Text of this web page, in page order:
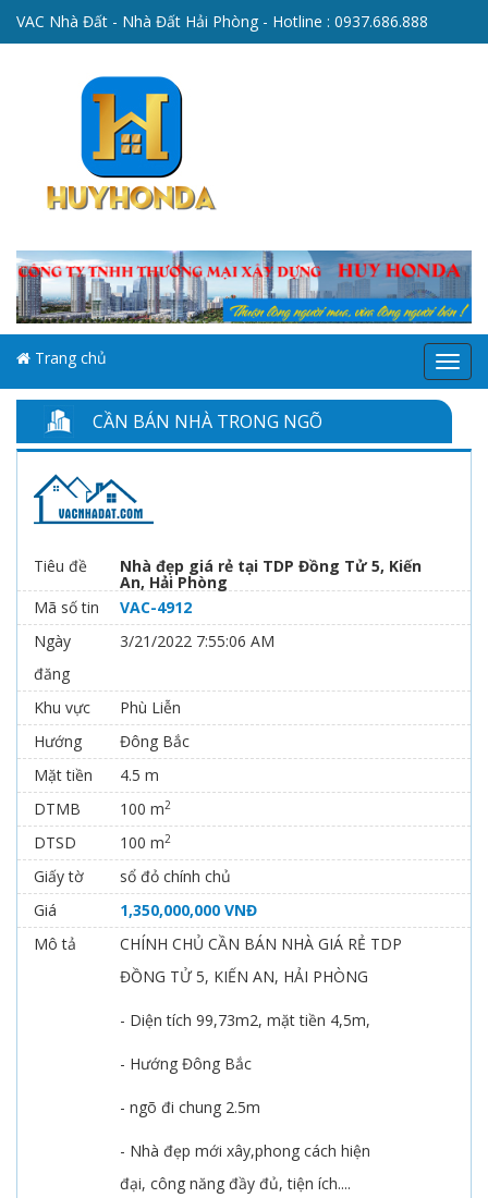
VAC Nhà Đất - Nhà Đất Hải Phòng - Hotline : 0937.686.888
Menu
Trang chủ
CẦN BÁN NHÀ TRONG NGÕ
Tiêu đề Nhà đẹp giá rẻ tại TDP Đồng Tử 5, Kiến
An, Hải Phòng
Mã số tin
VAC-4912
Ngày
đăng
3/21/2022 7:55:06 AM
Khu vực
Phù Liễn
Hướng
Đông Bắc
Mặt tiền
4.5 m
DTMB
100 m2
DTSD 100 m2
Giấy tờ
sổ đỏ chính chủ
Giá
1,350,000,000 VNĐ
Mô tả
CHÍNH CHỦ CẦN BÁN NHÀ GIÁ RẺ TDP
ĐỒNG TỬ 5, KIẾN AN, HẢI PHÒNG
- Diện tích 99,73m2, mặt tiền 4,5m,
- Hướng Đông Bắc
- ngõ đi chung 2.5m
- Nhà đẹp mới xây,phong cách hiện
đại, công năng đầy đủ, tiện ích....